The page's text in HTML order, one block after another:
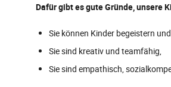
Dafür gibt es gute Gründe, unsere
Sie können Kinder begeistern
Sie sind kreativ und teamfähig,
Sie sind empathisch,